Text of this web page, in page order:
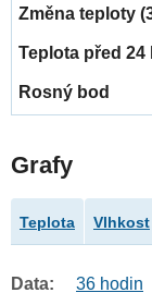
Grafy
Teplota Vlhkost
Data: 36 hodin